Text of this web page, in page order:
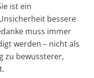
ist ein
bessere
muss immer
werden – nicht als
zu bewussterer,